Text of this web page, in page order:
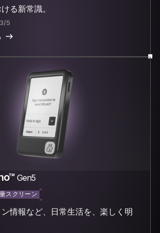
る新常識。
5
Gen5
スクリーン
情報など、日常生活を、楽しく明